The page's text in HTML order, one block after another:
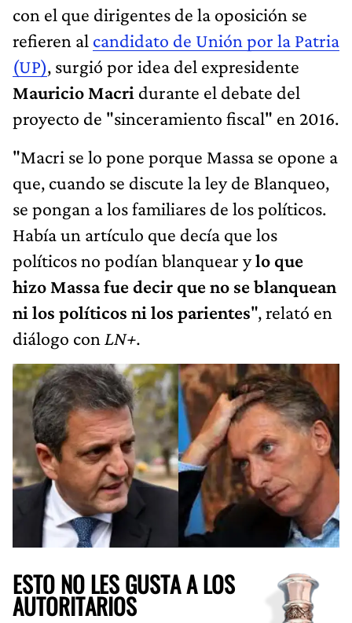
con el que dirigentes de la oposición se
refieren al candidato de Unión por la Patria
(UP), surgió por idea del expresidente
Mauricio Macri durante el debate del
proyecto de "sinceramiento fiscal" en 2016.
"Macri se lo pone porque Massa se opone a
que, cuando se discute la ley de Blanqueo,
se pongan a los familiares de los políticos.
Había un artículo que decía que los
políticos no podían blanquear ylo que
hizo Massa fue decir que no se blanquean
ni los políticos ni los parientes", relató en
diálogo con LN+.
ESTO NO LES GUSTA A LOS
AUTORITARIOS